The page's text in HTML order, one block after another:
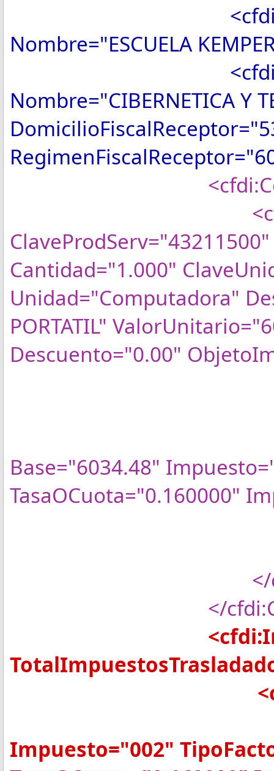
<cfdi:Emisor
Nombre="ESCUELA
<cfdi:Receptor
Nombre="CIBERNETICA Y
Cantidad="1.000"
Unidad="Computadora"
PORTATIL"
Descuento="0.00"
Base="6034.48"
TasaOCuota="0.160000"
</
</
Impuesto="002"